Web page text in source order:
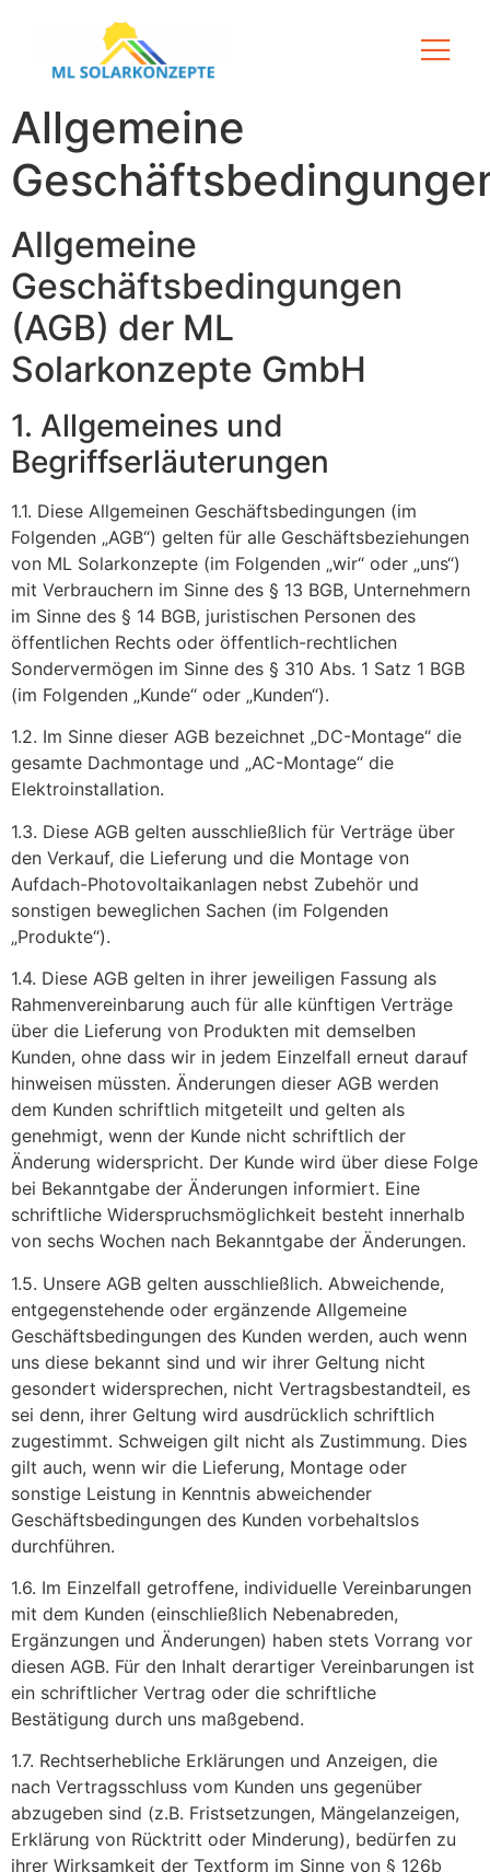
Allgemeine
Allgemeine
Geschäftsbedingungen
(AGB) der ML
Solarkonzepte GmbH
1. Allgemeines und
Begriffserläuterungen
1.1. Diese Allgemeinen Geschäftsbedingungen (im
Folgenden „AGB“) gelten für alle Geschäftsbeziehungen
von ML Solarkonzepte (im Folgenden „wir“ oder „uns“)
mit Verbrauchern im Sinne des § 13 BGB, Unternehmern
im Sinne des § 14 BGB, juristischen Personen des
öffentlichen Rechts oder öffentlich-rechtlichen
Sondervermögen im Sinne des § 310 Abs. 1 Satz 1 BGB
(im Folgenden „Kunde“ oder „Kunden“).
1.2. Im Sinne dieser AGB bezeichnet „DC-Montage“ die
gesamte Dachmontage und „AC-Montage“ die
Elektroinstallation.
1.3. Diese AGB gelten ausschließlich für Verträge über
den Verkauf, die Lieferung und die Montage von
Aufdach-Photovoltaikanlagen nebst Zubehör und
sonstigen beweglichen Sachen (im Folgenden
„Produkte“).
1.4. Diese AGB gelten in ihrer jeweiligen Fassung als
Rahmenvereinbarung auch für alle künftigen Verträge
über die Lieferung von Produkten mit demselben
Kunden, ohne dass wir in jedem Einzelfall erneut darauf
hinweisen müssten. Änderungen dieser AGB werden
dem Kunden schriftlich mitgeteilt und gelten als
genehmigt, wenn der Kunde nicht schriftlich der
Änderung widerspricht. Der Kunde wird über diese Folge
bei Bekanntgabe der Änderungen informiert. Eine
schriftliche Widerspruchsmöglichkeit besteht innerhalb
von sechs Wochen nach Bekanntgabe der Änderungen.
1.5. Unsere AGB gelten ausschließlich. Abweichende,
entgegenstehende oder ergänzende Allgemeine
Geschäftsbedingungen des Kunden werden, auch wenn
uns diese bekannt sind und wir ihrer Geltung nicht
gesondert widersprechen, nicht Vertragsbestandteil, es
sei denn, ihrer Geltung wird ausdrücklich schriftlich
zugestimmt. Schweigen gilt nicht als Zustimmung. Dies
gilt auch, wenn wir die Lieferung, Montage oder
sonstige Leistung in Kenntnis abweichender
Geschäftsbedingungen des Kunden vorbehaltslos
durchführen.
1.6. Im Einzelfall getroffene, individuelle Vereinbarungen
mit dem Kunden (einschließlich Nebenabreden,
Ergänzungen und Änderungen) haben stets Vorrang vor
diesen AGB. Für den Inhalt derartiger Vereinbarungen ist
ein schriftlicher Vertrag oder die schriftliche
Bestätigung durch uns maßgebend.
1.7. Rechtserhebliche Erklärungen und Anzeigen, die
nach Vertragsschluss vom Kunden uns gegenüber
abzugeben sind (z.B. Fristsetzungen, Mängelanzeigen,
Erklärung von Rücktritt oder Minderung), bedürfen zu
ihrer Wirksamkeit der Textform im Sinne von § 126b